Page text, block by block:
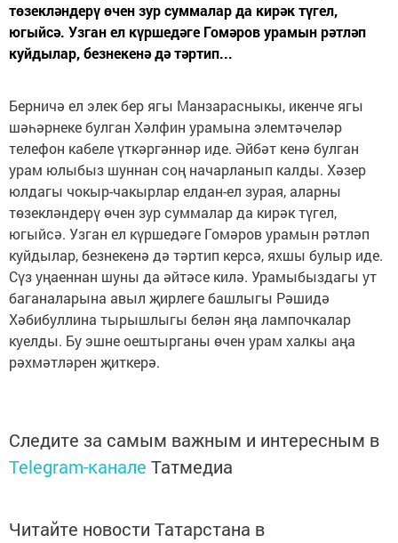
төзекләндерү өчен зур суммалар да кирәк түгел,
югыйсә. Узган ел күршедәге Гомәров урамын рәтләп
куйдылар, безнекенә дә тәртип...
Берничә ел элек бер ягы Манзарасныкы, икенче ягы
шәһәрнеке булган Хәлфин урамына элемтәчеләр
телефон кабеле үткәргәннәр иде. Әйбәт кенә булган
урам юлыбыз шуннан соң начарланып калды. Хәзер
юлдагы чокыр-чакырлар елдан-ел зурая, аларны
төзекләндерү өчен зур суммалар да кирәк түгел,
югыйсә. Узган ел күршедәге Гомәров урамын рәтләп
куйдылар, безнекенә дә тәртип керсә, яхшы булыр иде.
Сүз уңаеннан шуны да әйтәсе килә. Урамыбыздагы ут
баганаларына авыл җирлеге башлыгы Рәшидә
Хәбибуллина тырышлыгы белән яңа лампочкалар
куелды. Бу эшне оештырганы өчен урам халкы аңа
рәхмәтләрен җиткерә.
Следите за самым важным и интересным в
Telegram-канале Татмедиа
Читайте новости Татарстана в